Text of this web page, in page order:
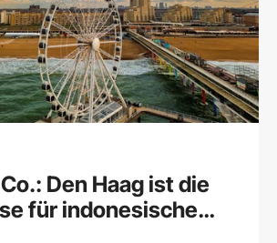
Den Haag ist die
für indonesische